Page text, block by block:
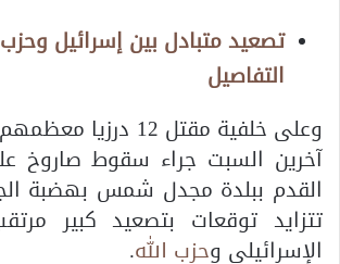
تصعيد متبادل بين إسرائيل
التفاصيل
وعلى خلفية مقتل 12
آخرين السبت جراء سقوط صاروخ
القدم ببلدة مجدل شمس بهضبة
تتزايد توقعات بتصعيد كبير
الإسرائيلي وحزب الله.